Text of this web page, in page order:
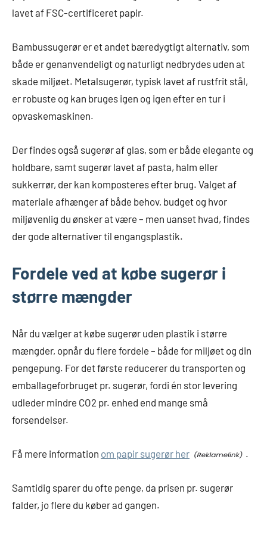
lavet af FSC-certificeret papir.
Bambussugerør er et andet bæredygtigt alternativ, som
både er genanvendeligt og naturligt nedbrydes uden at
skade miljøet. Metalsugerør, typisk lavet af rustfrit stål,
er robuste og kan bruges igen og igen efter en tur i
opvaskemaskinen.
Der findes også sugerør af glas, som er både elegante og
holdbare, samt sugerør lavet af pasta, halm eller
sukkerrør, der kan komposteres efter brug. Valget af
materiale afhænger af både behov, budget og hvor
miljøvenlig du ønsker at være – men uanset hvad, findes
der gode alternativer til engangsplastik.
Fordele ved at købe sugerør i
større mængder
Når du vælger at købe sugerør uden plastik i større
mængder, opnår du flere fordele – både for miljøet og din
pengepung. For det første reducerer du transporten og
emballageforbruget pr. sugerør, fordi én stor levering
udleder mindre CO2 pr. enhed end mange små
forsendelser.
Få mere information om papir sugerør her .
Samtidig sparer du ofte penge, da prisen pr. sugerør
falder, jo flere du køber ad gangen.